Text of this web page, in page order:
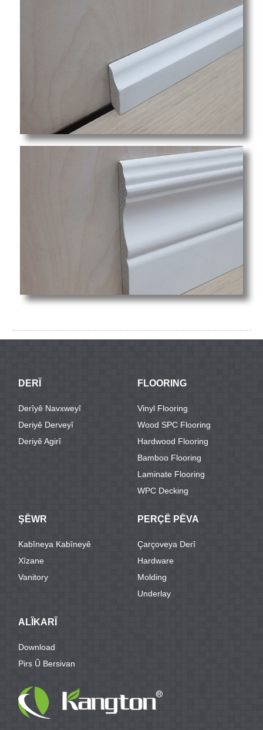
DERÎ
Derîyê Navxweyî
Deriyê Derveyî
Deriyê Agirî
FLOORING
Vinyl Flooring
Wood SPC Flooring
Hardwood Flooring
Bamboo Flooring
Laminate Flooring
WPC Decking
ŞÊWR
Kabîneya Kabîneyê
Xîzane
Vanitory
PERÇÊ PÊVA
Çarçoveya Derî
Hardware
Molding
Underlay
ALÎKARÎ
Download
Pirs Û Bersivan